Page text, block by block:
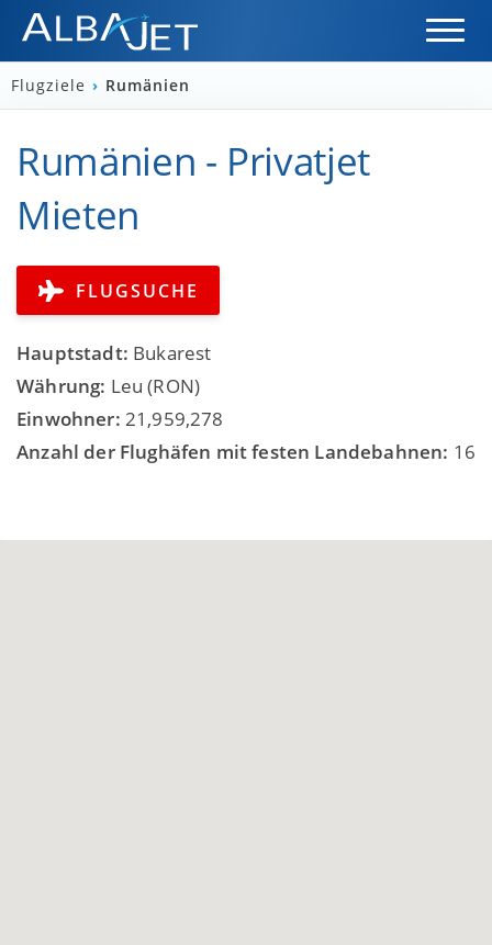
Flugziele › Rumänien
Rumänien - Privatjet
Mieten
FLUGSUCHE
Hauptstadt: Bukarest
Währung: Leu (RON)
Einwohner: 21,959,278
Anzahl der Flughäfen mit festen Landebahnen: 16